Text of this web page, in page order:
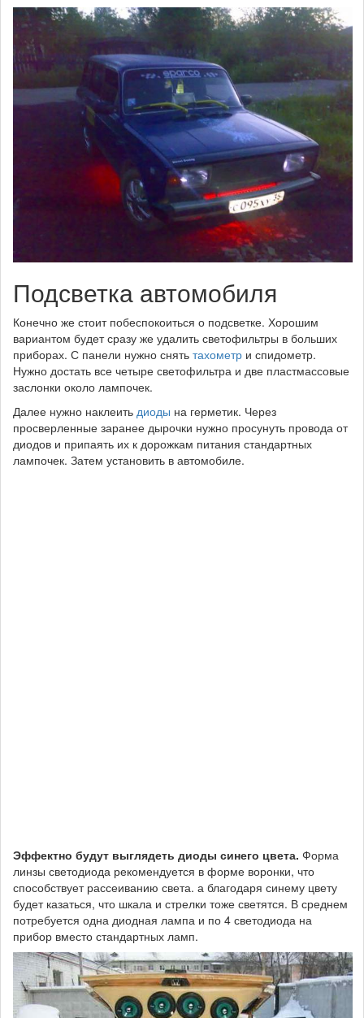
Подсветка автомобиля
Конечно же стоит побеспокоиться о подсветке. Хорошим
вариантом будет сразу же удалить светофильтры в больших
приборах. С панели нужно снять тахометр и спидометр.
Нужно достать все четыре светофильтра и две пластмассовые
заслонки около лампочек.
Далее нужно наклеить диоды на герметик. Через
просверленные заранее дырочки нужно просунуть провода от
диодов и припаять их к дорожкам питания стандартных
лампочек. Затем установить в автомобиле.
Эффектно будут выглядеть диоды синего цвета. Форма
линзы светодиода рекомендуется в форме воронки, что
способствует рассеиванию света. а благодаря синему цвету
будет казаться, что шкала и стрелки тоже светятся. В среднем
потребуется одна диодная лампа и по 4 светодиода на
прибор вместо стандартных ламп.